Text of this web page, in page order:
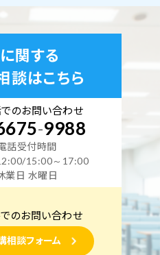
関する
談はこちら
のお問い合わせ
-9988
話受付時間
15:00～17:00
業日 水曜日
のお問い合わせ
相談フォーム